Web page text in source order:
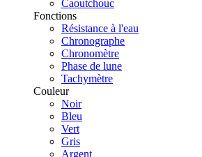
Caoutchouc
Fonctions
Résistance à l'eau
Chronographe
Chronomètre
Phase de lune
Tachymètre
Couleur
Noir
Bleu
Vert
Gris
Argent